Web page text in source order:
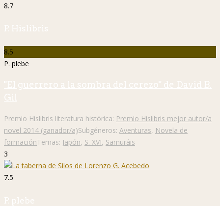
8.7
P. Hislibris
8.5
P. plebe
"El guerrero a la sombra del cerezo" de David B.
Gil
Premio Hislibris literatura histórica: Premio Hislibris mejor autor/a
novel 2014 (ganador/a)Subgéneros: Aventuras, Novela de
formaciónTemas: Japón, S. XVI, Samuráis
3
7.5
P. plebe